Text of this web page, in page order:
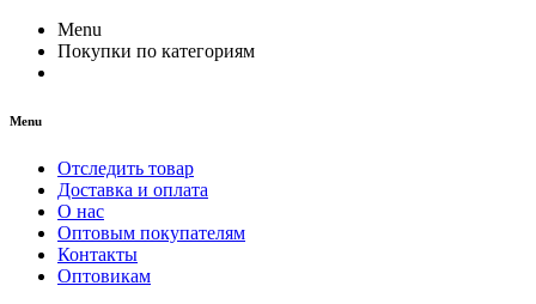
Menu
Покупки по категориям
Menu
Отследить товар
Доставка и оплата
О нас
Оптовым покупателям
Контакты
Оптовикам